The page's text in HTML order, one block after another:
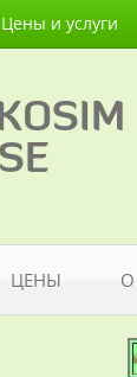
Цены и услуги
ЦЕНЫ
заказ